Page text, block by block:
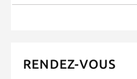
RENDEZ-VOUS